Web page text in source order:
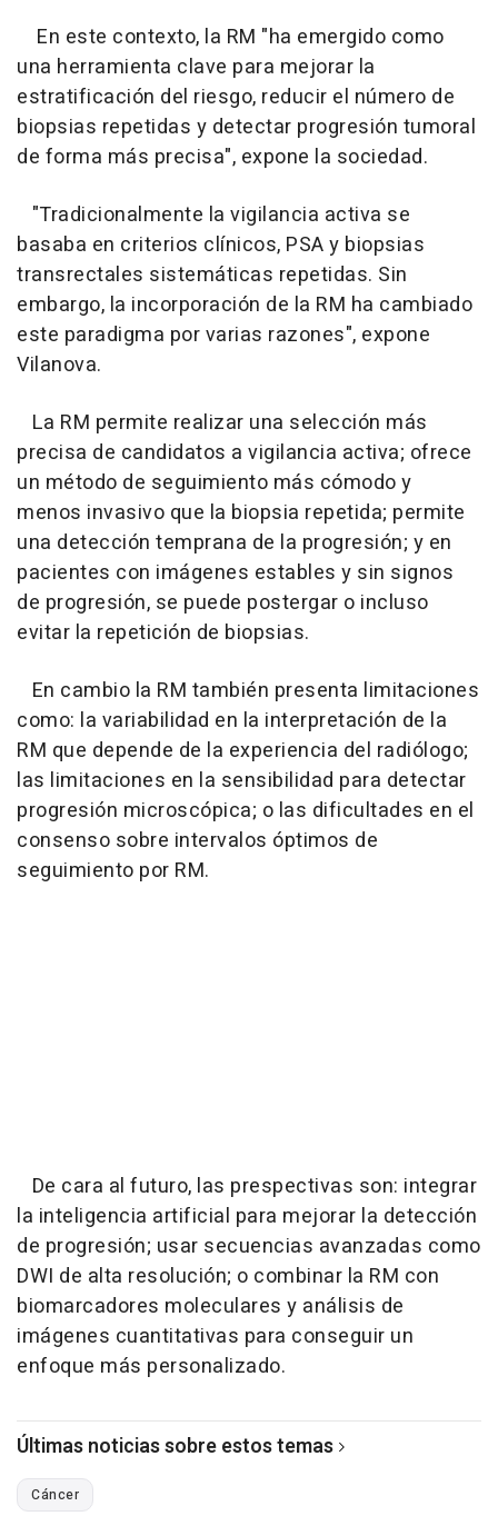
En este contexto, la RM "ha emergido como
una herramienta clave para mejorar la
estratificación del riesgo, reducir el número de
biopsias repetidas y detectar progresión tumoral
de forma más precisa", expone la sociedad.
"Tradicionalmente la vigilancia activa se
basaba en criterios clínicos, PSA y biopsias
transrectales sistemáticas repetidas. Sin
embargo, la incorporación de la RM ha cambiado
este paradigma por varias razones", expone
Vilanova.
La RM permite realizar una selección más
precisa de candidatos a vigilancia activa; ofrece
un método de seguimiento más cómodo y
menos invasivo que la biopsia repetida; permite
una detección temprana de la progresión; y en
pacientes con imágenes estables y sin signos
de progresión, se puede postergar o incluso
evitar la repetición de biopsias.
En cambio la RM también presenta limitaciones
como: la variabilidad en la interpretación de la
RM que depende de la experiencia del radiólogo;
las limitaciones en la sensibilidad para detectar
progresión microscópica; o las dificultades en el
consenso sobre intervalos óptimos de
seguimiento por RM.
De cara al futuro, las prespectivas son: integrar
la inteligencia artificial para mejorar la detección
de progresión; usar secuencias avanzadas como
DWI de alta resolución; o combinar la RM con
biomarcadores moleculares y análisis de
imágenes cuantitativas para conseguir un
enfoque más personalizado.
Últimas noticias sobre estos temas
Cáncer